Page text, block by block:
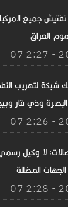
تفتيش جميع
العراق
شبكة لتهريب
وذي قار
لا وكيل
المضللة